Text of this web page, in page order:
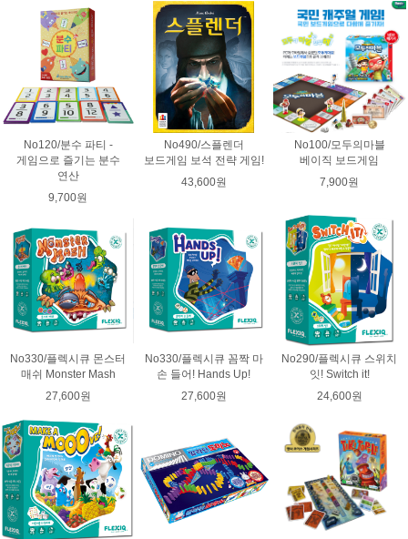
No120/분수 파티 -
게임으로 즐기는 분수
연산
9,700원
No490/스플렌더
보드게임 보석 전략 게임!
43,600원
No100/모두의마블
베이직 보드게임
7,900원
No330/플렉시큐 몬스터
매쉬 Monster Mash
27,600원
No330/플렉시큐 꼼짝 마
손 들어! Hands Up!
27,600원
No290/플렉시큐 스위치
잇! Switch it!
24,600원